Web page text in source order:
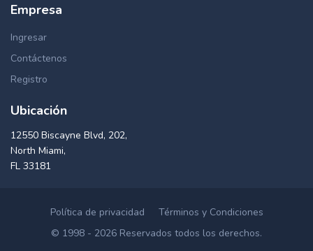
Empresa
Ingresar
Contáctenos
Registro
Ubicación
12550 Biscayne Blvd, 202,
North Miami,
FL 33181
Política de privacidad
Términos y Condiciones
© 1998 - 2026 Reservados todos los derechos.